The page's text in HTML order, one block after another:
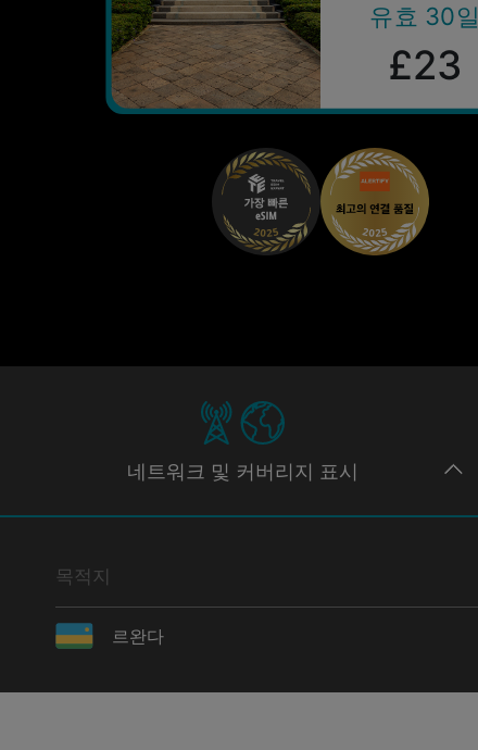
유효 30일
£23
네트워크 및 커버리지 표시
목적지
르완다